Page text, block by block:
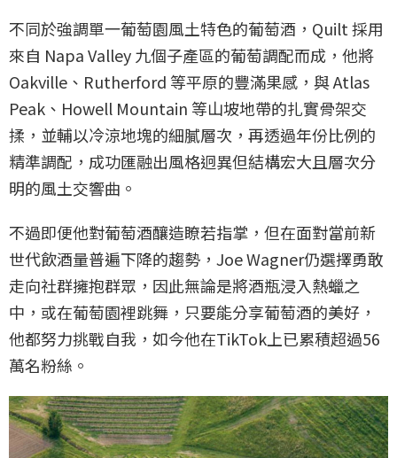
不同於強調單一葡萄園風土特色的葡萄酒，Quilt 採用
來自 Napa Valley 九個子產區的葡萄調配而成，他將
Oakville、Rutherford 等平原的豐滿果感，與 Atlas
Peak、Howell Mountain 等山坡地帶的扎實骨架交
揉，並輔以冷涼地塊的細膩層次，再透過年份比例的
精準調配，成功匯融出風格迥異但結構宏大且層次分
明的風土交響曲。
不過即便他對葡萄酒釀造瞭若指掌，但在面對當前新
世代飲酒量普遍下降的趨勢，Joe Wagner仍選擇勇敢
走向社群擁抱群眾，因此無論是將酒瓶浸入熱蠟之
中，或在葡萄園裡跳舞，只要能分享葡萄酒的美好，
他都努力挑戰自我，如今他在TikTok上已累積超過56
萬名粉絲。